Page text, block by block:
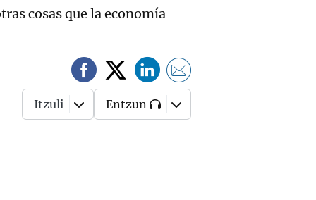
cosas que la economía
Itzuli Entzun